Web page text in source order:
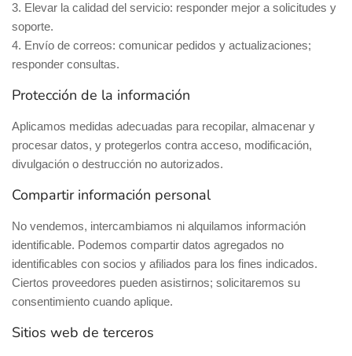
3. Elevar la calidad del servicio: responder mejor a solicitudes y
soporte.
4. Envío de correos: comunicar pedidos y actualizaciones;
responder consultas.
Protección de la información
Aplicamos medidas adecuadas para recopilar, almacenar y
procesar datos, y protegerlos contra acceso, modificación,
divulgación o destrucción no autorizados.
Compartir información personal
No vendemos, intercambiamos ni alquilamos información
identificable. Podemos compartir datos agregados no
identificables con socios y afiliados para los fines indicados.
Ciertos proveedores pueden asistirnos; solicitaremos su
consentimiento cuando aplique.
Sitios web de terceros